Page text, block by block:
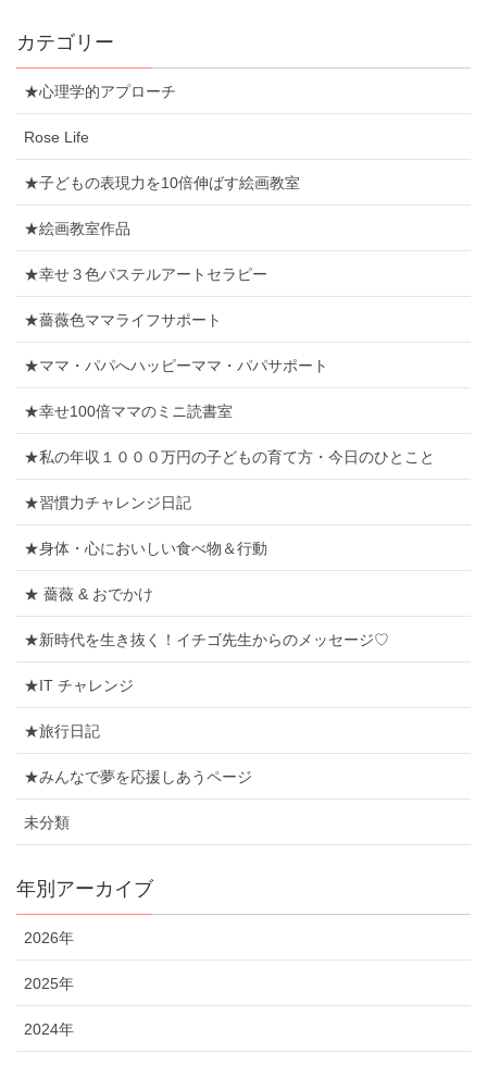
カテゴリー
★心理学的アプローチ
Rose Life
★子どもの表現力を10倍伸ばす絵画教室
★絵画教室作品
★幸せ３色パステルアートセラピー
★薔薇色ママライフサポート
★ママ・パパへハッピーママ・パパサポート
★幸せ100倍ママのミニ読書室
★私の年収１０００万円の子どもの育て方・今日のひとこと
★習慣力チャレンジ日記
★身体・心においしい食べ物＆行動
★ 薔薇 & おでかけ
★新時代を生き抜く！イチゴ先生からのメッセージ♡
★IT チャレンジ
★旅行日記
★みんなで夢を応援しあうページ
未分類
年別アーカイブ
2026年
2025年
2024年